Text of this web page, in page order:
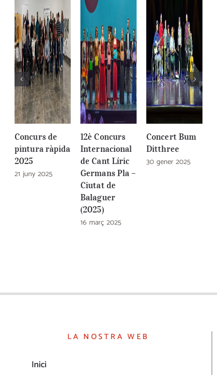
Concurs de
pintura ràpida
2025
21 juny 2025
12è Concurs
Internacional
de Cant Líric
Germans Pla –
Ciutat de
Balaguer
(2025)
16 març 2025
Concert Bum
Ditthree
30 gener 2025
LA NOSTRA WEB
Inici